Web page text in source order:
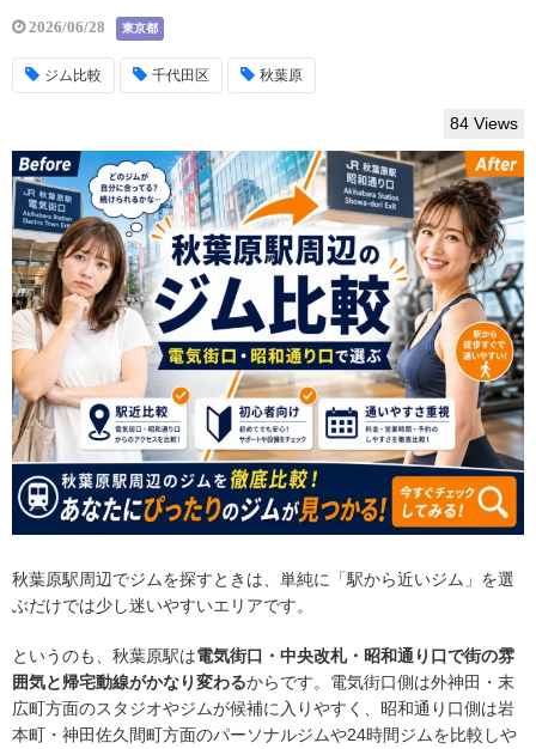
2026/06/28 東京都
ジム比較 千代田区 秋葉原
84 Views
秋葉原駅周辺でジムを探すときは、単純に「駅から近いジム」を選
ぶだけでは少し迷いやすいエリアです。
というのも、秋葉原駅は電気街口・中央改札・昭和通り口で街の雰
囲気と帰宅動線がかなり変わるからです。電気街口側は外神田・末
広町方面のスタジオやジムが候補に入りやすく、昭和通り口側は岩
本町・神田佐久間町方面のパーソナルジムや24時間ジムを比較しや